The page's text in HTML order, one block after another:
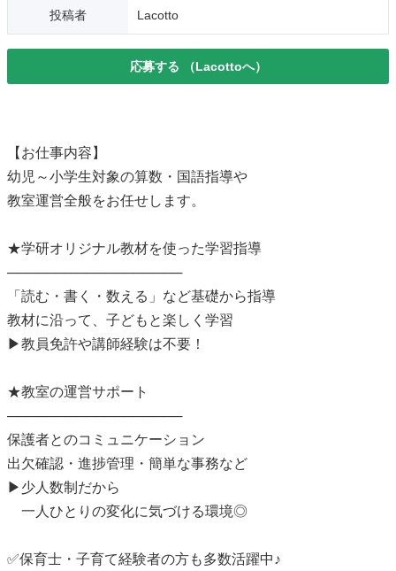
投稿者 Lacotto
応募する （Lacottoへ）
【お仕事内容】
幼児～小学生対象の算数・国語指導や
教室運営全般をお任せします。
★学研オリジナル教材を使った学習指導
──────────────────
「読む・書く・数える」など基礎から指導
教材に沿って、子どもと楽しく学習
▶教員免許や講師経験は不要！
★教室の運営サポート
──────────────────
保護者とのコミュニケーション
出欠確認・進捗管理・簡単な事務など
▶少人数制だから
一人ひとりの変化に気づける環境◎
✅保育士・子育て経験者の方も多数活躍中♪